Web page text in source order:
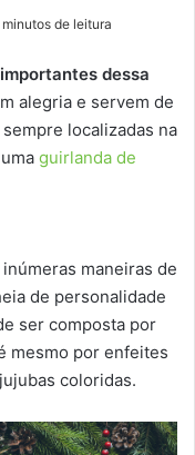
de leitura
dessa
alegria e servem de
localizadas na
guirlanda de
maneiras de
de personalidade
ser composta por
mesmo por enfeites
coloridas.